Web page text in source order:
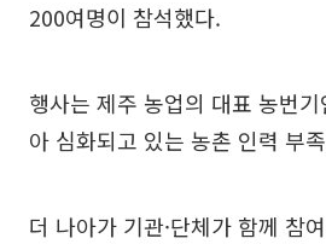
200여명이 참석했다.
행사는 제주 농업의 대표 농번
아 심화되고 있는 농촌 인력 부
더 나아가 기관·단체가 함께 참